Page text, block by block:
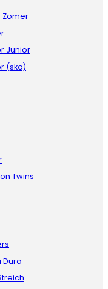
Zomer
Junior
(sko)
Twins
Dura